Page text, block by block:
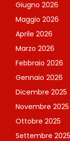
Giugno 2026
Maggio 2026
Aprile 2026
Marzo 2026
Febbraio 2026
Gennaio 2026
Dicembre 2025
Novembre 2025
Ottobre 2025
Settembre 2025